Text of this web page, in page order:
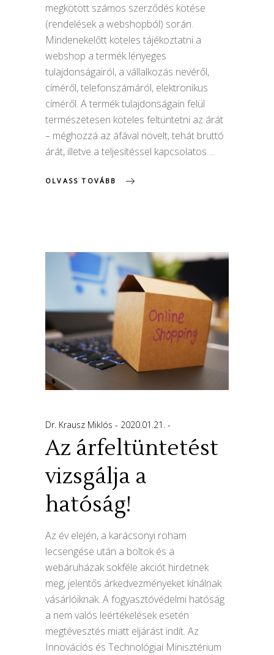
megkötött számos szerződés kötése
(rendelések a webshopból) során.
Mindenekelőtt köteles tájékoztatni a
webshop a termék lényeges
tulajdonságairól, a vállalkozás nevéről,
címéről, telefonszámáról, elektronikus
címéről. A termék tulajdonságain felül
természetesen köteles feltüntetni az árát
– méghozzá az áfával növelt, tehát bruttó
árát, illetve a teljesítéssel kapcsolatos
OLVASS TOVÁBB
Dr. Krausz Miklós 2020.01.21.
Az árfeltüntetést
vizsgálja a
hatóság!
Az év elején, a karácsonyi roham
lecsengése után a boltok és a
webáruházak sokféle akciót hirdetnek
meg, jelentős árkedvezményeket kínálnak
vásárlóiknak. A fogyasztóvédelmi hatóság
a nem valós leértékelések esetén
megtévesztés miatt eljárást indít. Az
Innovációs és Technológiai Minisztérium